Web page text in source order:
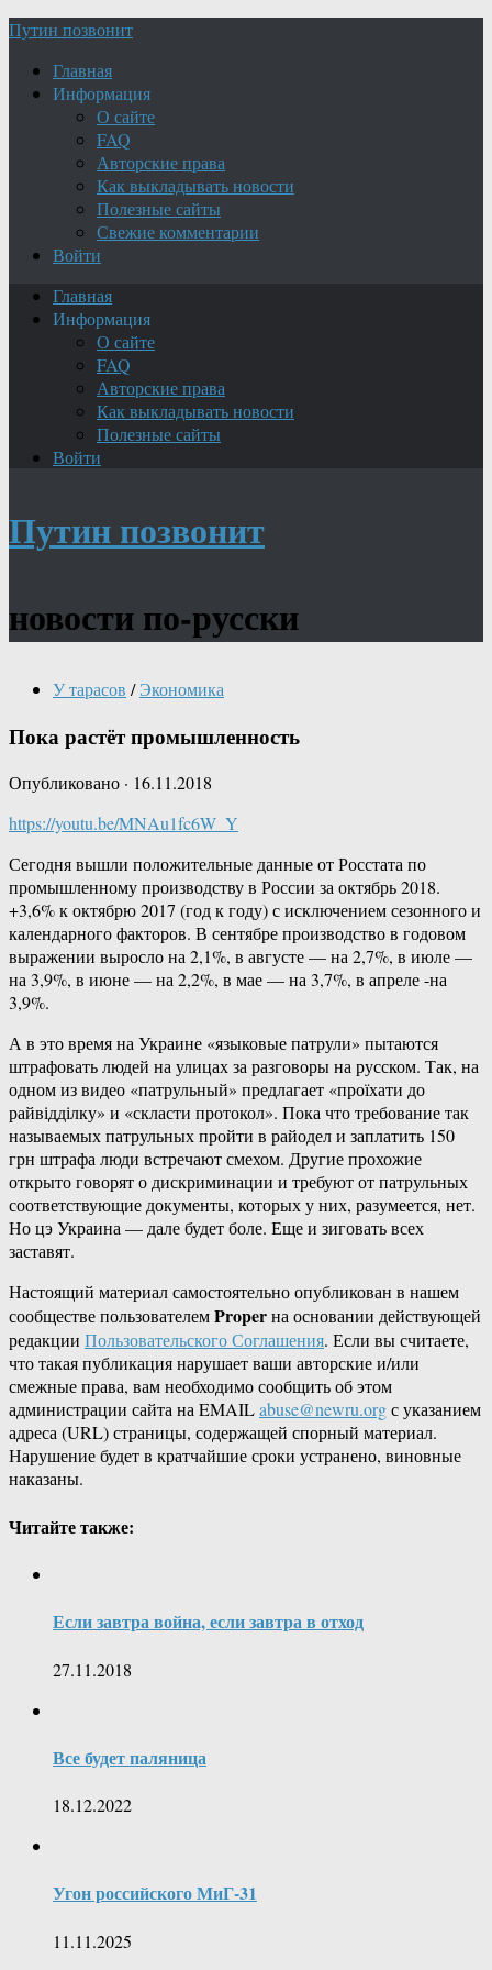
Путин позвонит
Главная
Информация
О сайте
FAQ
Авторские права
Как выкладывать новости
Полезные сайты
Свежие комментарии
Войти
Главная
Информация
О сайте
FAQ
Авторские права
Как выкладывать новости
Полезные сайты
Войти
Путин позвонит
новости по-русски
У тарасов / Экономика
Пока растёт промышленность
Опубликовано · 16.11.2018
https://youtu.be/MNAu1fc6W_Y
Сегодня вышли положительные данные от Росстата по
промышленному производству в России за октябрь 2018.
+3,6% к октябрю 2017 (год к году) с исключением сезонного и
календарного факторов. В сентябре производство в годовом
выражении выросло на 2,1%, в августе — на 2,7%, в июле —
на 3,9%, в июне — на 2,2%, в мае — на 3,7%, в апреле -на
3,9%.
А в это время на Украине «языковые патрули» пытаются
штрафовать людей на улицах за разговоры на русском. Так, на
одном из видео «патрульный» предлагает «проїхати до
райвідділку» и «скласти протокол». Пока что требование так
называемых патрульных пройти в райодел и заплатить 150
грн штрафа люди встречают смехом. Другие прохожие
открыто говорят о дискриминации и требуют от патрульных
соответствующие документы, которых у них, разумеется, нет.
Но цэ Украина — дале будет боле. Еще и зиговать всех
заставят.
Настоящий материал самостоятельно опубликован в нашем
сообществе пользователемProperна основании действующей
редакции Пользовательского Соглашения. Если вы считаете,
что такая публикация нарушает ваши авторские и/или
смежные права, вам необходимо сообщить об этом
администрации сайта на EMAILabuse@newru.orgс указанием
адреса (URL) страницы, содержащей спорный материал.
Нарушение будет в кратчайшие сроки устранено, виновные
наказаны.
Читайте также:
Если завтра война, если завтра в отход
27.11.2018
Все будет паляница
18.12.2022
Угон российского МиГ-31
11.11.2025